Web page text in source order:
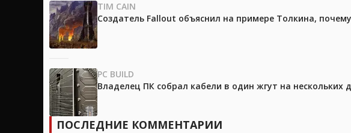
TIM CAIN
Создатель Fallout объяснил на примере Толкина,
PC BUILD
Владелец ПК собрал кабели в один жгут на нескольких
ПОСЛЕДНИЕ КОММЕНТАРИИ